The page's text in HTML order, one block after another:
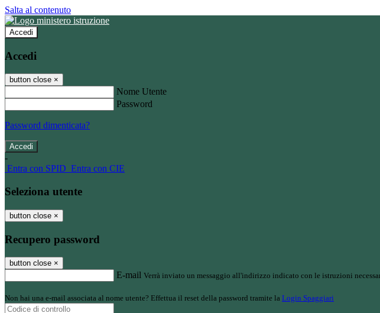
Salta al contenuto
Accedi
Accedi
button close ×
Nome Utente
Password
Password dimenticata?
-
Entra con SPID Entra con CIE
Seleziona utente
button close ×
Recupero password
button close ×
E-mail Verrà inviato un messaggio all'indirizzo indicato con le istruzioni
Non hai una e-mail associata al nome utente? Effettua il reset della password tramite la Login Spaggiari